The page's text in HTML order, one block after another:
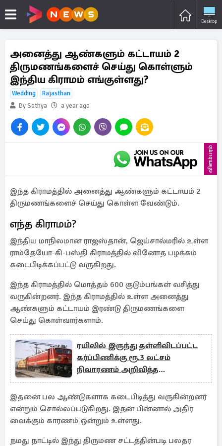
Desktop
அனைத்து ஆண்களும் கட்டாயம் 2
திருமணங்களைச் செய்து கொள்ளும்
இந்திய கிராமம் எங்குள்ளது?
Wedding
Rajasthan
By Sathya
a year ago
விளம்பரம்
இந்த கிராமத்தில் அனைத்து ஆண்களும் கட்டாயம் 2
திருமணங்களைச் செய்து கொள்ள வேண்டும்.
எந்த கிராமம்?
இந்திய மாநிலமான ராஜஸ்தான், ஜெய்சால்மரில் உள்ள
ராம்தேயோ-கி-பஸ்தி கிராமத்தில் வினோத பழக்கம்
கடைபிடிக்கப்பட்டு வருகிறது.
இந்த கிராமத்தில் மொத்தம் 600 குடும்பங்கள் வசித்து
வருகின்றனர். இந்த கிராமத்தில் உள்ள அனைத்து
ஆண்களும் கட்டாயம் இரண்டு திருமணங்களை
செய்து கொள்வார்களாம்.
ரயிலில் இருந்து தள்ளிவிடப்பட்ட
கர்ப்பிணிக்கு ரூ.3 லட்சம்
நிவாரணம் அறிவித்த
முதலமைச்சர்
இதனை பல ஆண்டுகளாக கடைபிடித்து வருகின்றனர்
என்றும் சொல்லப்படுகிறது. இதன் பின்னால் அதிர
வைக்கும் காரணம் ஒன்றும் உள்ளது.
நமது நாட்டில் இந்து திருமண சட்டத்தின்படி பலதர